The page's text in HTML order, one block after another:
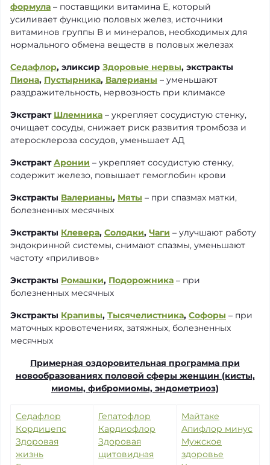
формула – поставщики витамина Е, который
усиливает функцию половых желез, источники
витаминов группы В и минералов, необходимых для
нормального обмена веществ в половых железах
Седафлор, эликсир Здоровые нервы, экстракты
Пиона, Пустырника, Валерианы – уменьшают
раздражительность, нервозность при климаксе
Экстракт Шлемника – укрепляет сосудистую стенку,
очищает сосуды, снижает риск развития тромбоза и
атеросклероза сосудов, уменьшает АД
ЭкстрактАронии – укрепляет сосудистую стенку,
содержит железо, повышает гемоглобин крови
Экстракты Валерианы, Мяты – при спазмах матки,
болезненных месячных
Экстракты Клевера, Солодки, Чаги – улучшают работу
эндокринной системы, снимают спазмы, уменьшают
частоту «приливов»
Экстракты Ромашки, Подорожника – при
болезненных месячных
Экстракты Крапивы, Тысячелистника, Софоры – при
маточных кровотечениях, затяжных, болезненных
месячных
Примерная оздоровительная программа при
новообразованиях половой сферы женщин (кисты,
миомы, фибромиомы, эндометриоз)
Седафлор
Кордицепс
Здоровая
жизнь
Гепатофлор
Кардиофлор
Здоровая
щитовидная
Майтаке
Апифлор минус
Мужское
здоровье